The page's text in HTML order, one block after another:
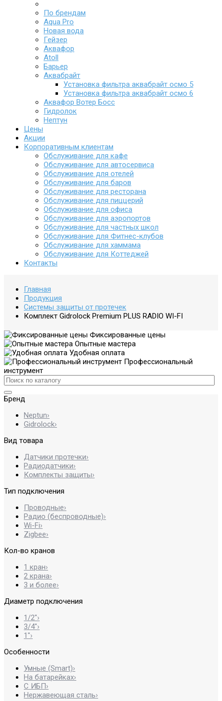
По брендам
Aqua Pro
Новая вода
Гейзер
Аквафор
Atoll
Барьер
Аквабрайт
Установка фильтра аквабрайт осмо 5
Установка фильтра аквабрайт осмо 6
Аквафор Вотер Босс
Гидролок
Нептун
Цены
Акции
Корпоративным клиентам
Обслуживание для кафе
Обслуживание для автосервиса
Обслуживание для отелей
Обслуживание для баров
Обслуживание для ресторана
Обслуживание для пиццерий
Обслуживание для офиса
Обслуживание для аэропортов
Обслуживание для частных школ
Обслуживание для Фитнес-клубов
Обслуживание для хаммама
Обслуживание для Коттеджей
Контакты
Главная
Продукция
Системы защиты от протечек
Комплект Gidrоlock Premium PLUS RADIO WI-FI
Фиксированные цены
Опытные мастера
Удобная оплата
Профессиональный
инструмент
Бренд
Neptun›
Gidrolock›
Вид товара
Датчики протечки›
Радиодатчики›
Комплекты защиты›
Тип подключения
Проводные›
Радио (беспроводные)›
Wi-Fi›
Zigbee›
Кол-во кранов
1 кран›
2 крана›
3 и более›
Диаметр подключения
1/2″›
3/4″›
1″›
Особенности
Умные (Smart)›
На батарейках›
С ИБП›
Нержавеющая сталь›